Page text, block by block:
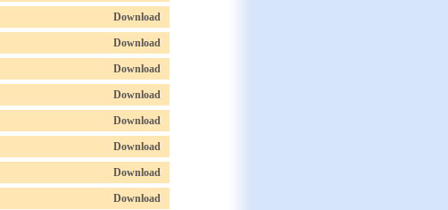
Download
Download
Download
Download
Download
Download
Download
Download